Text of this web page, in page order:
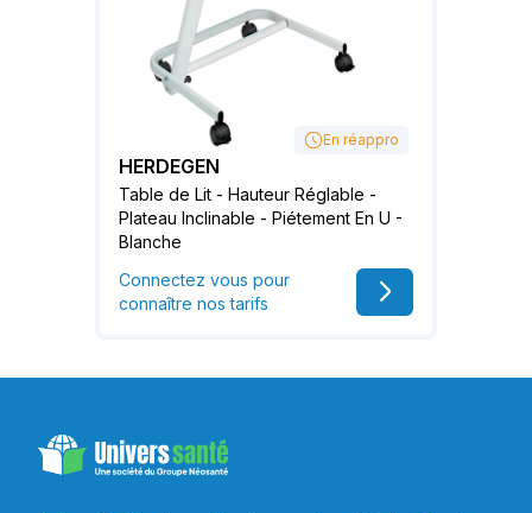
En réappro
HERDEGEN
Table de Lit - Hauteur Réglable -
Plateau Inclinable - Piétement En U -
Blanche
Connectez vous pour
connaître nos tarifs